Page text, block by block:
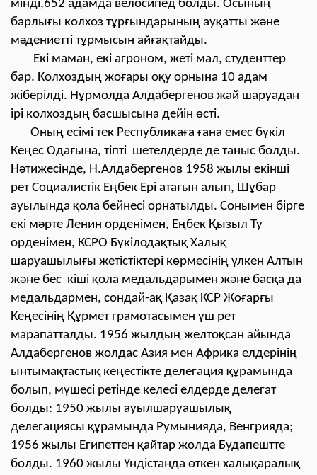
мінді,652 адамда велосипед болды. Осының
барлығы колхоз тұрғындарының ауқатты және
мәдениетті тұрмысын айғақтайды.
Екі маман, екі агроном, жеті мал, студенттер
бар. Колхоздың жоғары оқу орнына 10 адам
жіберілді. Нұрмолда Алдабергенов жай шаруадан
ірі колхоздың басшысына дейін өсті.
Оның есімі тек Республикаға ғана емес бүкіл
Кеңес Одағына, тіпті шетелдерде де таныс болды.
Нәтижесінде, Н.Алдабергенов 1958 жылы екінші
рет Социалистік Еңбек Ері атағын алып, Шұбар
ауылында қола бейнесі орнатылды. Сонымен бірге
екі мәрте Ленин орденімен, Еңбек Қызыл Ту
орденімен, КСРО Бүкілодақтық Халық
шаруашылығы жетістіктері көрмесінің үлкен Алтын
және бес кіші қола медальдарымен және басқа да
медальдармен, сондай-ақ Қазақ КСР Жоғарғы
Кеңесінің Құрмет грамотасымен үш рет
марапатталды. 1956 жылдың желтоқсан айында
Алдабергенов жолдас Азия мен Африка елдерінің
ынтымақтастық кеңестікте делегация құрамында
болып, мүшесі ретінде келесі елдерде делегат
болды: 1950 жылы ауылшаруашылық
делегациясы құрамында Румынияда, Венгрияда;
1956 жылы Египеттен қайтар жолда Будапештте
болды. 1960 жылы Үндістанда өткен халықаралық